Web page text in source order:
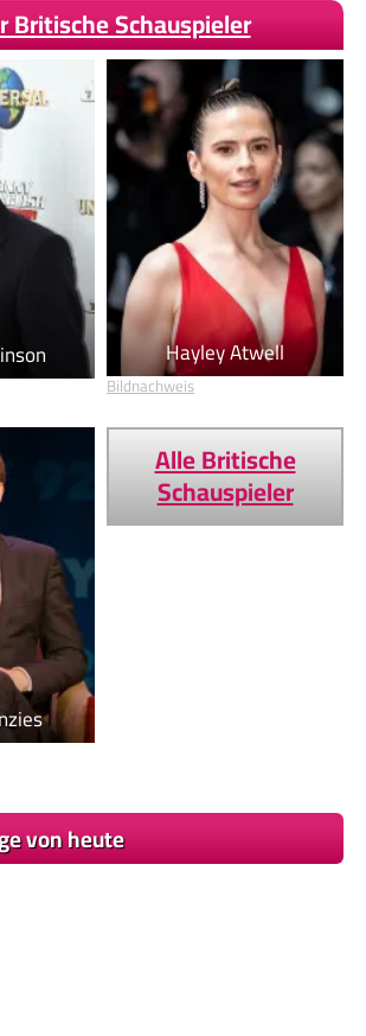
Britische Schauspieler
Hayley Atwell
Bildnachweis
Alle Britische
Schauspieler
von heute